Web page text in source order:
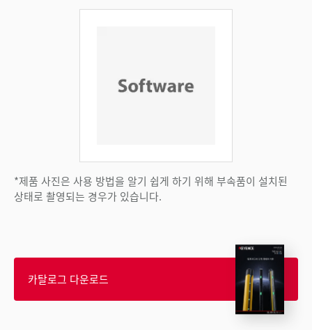
*제품 사진은 사용 방법을 알기 쉽게 하기 위해 부속품이 설치된
상태로 촬영되는 경우가 있습니다.
카탈로그 다운로드